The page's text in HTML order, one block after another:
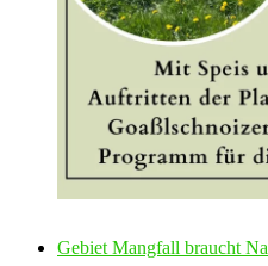
Gebiet Mangfall braucht